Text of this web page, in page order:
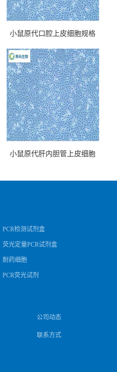
小鼠原代口腔上皮细胞规格
小鼠原代肝内胆管上皮细胞
PCR检测试剂盒
荧光定量PCR试剂盒
耐药细胞
PCR荧光试剂
公司动态
联系方式